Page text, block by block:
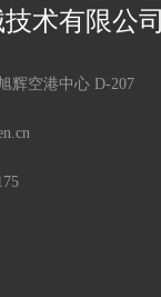
术有限公司
辉空港中心 D-207